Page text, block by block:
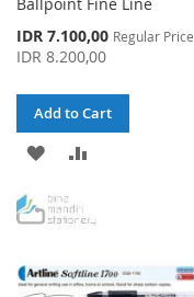
Special
Price
IDR 7.100,00 Regular Price
IDR 8.200,00
Add to Cart
ADD
WISH
LIST
COMPARE